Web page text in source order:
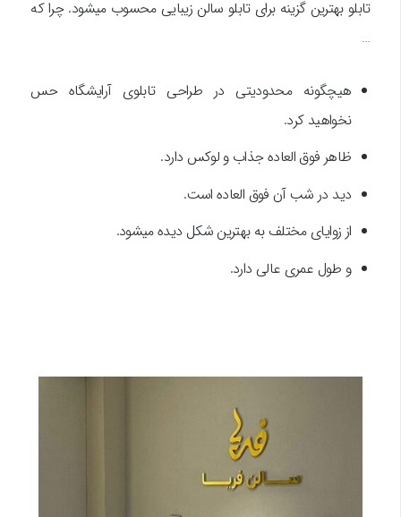
تابلو بهترین گزینه برای تابلو سالن زیبایی محسوب میشود. چرا که
…
هیچگونه محدودیتی در طراحی تابلوی آرایشگاه حس
نخواهید کرد.
ظاهر فوق العاده جذاب و لوکس دارد.
دید در شب آن فوق العاده است.
از زوایای مختلف به بهترین شکل دیده میشود.
و طول عمری عالی دارد.